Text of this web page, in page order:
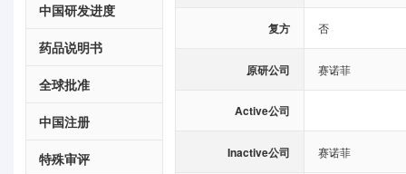
中国研发进度
药品说明书
全球批准
中国注册
特殊审评
复方 否
原研公司 赛诺菲
Active公司
Inactive公司 赛诺菲